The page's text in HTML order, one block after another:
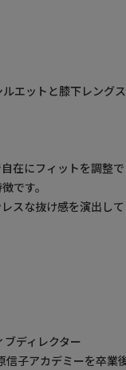
エットと膝下レング
在にフィットを調整で
です。
スな抜け感を演出し
ブディレクター
信子アカデミーを卒業